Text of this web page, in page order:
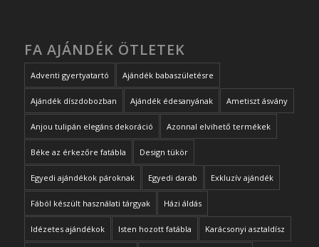
FA AJÁNDÉK ÖTLETEK
Adventi gyertyatartó Ajándék babaszületésre
Ajándék díszdobozban Ajándék édesanyának Ametiszt ásvány
Anjou tulipán elegáns dekoráció Azonnal elvihető termékek
Béke az érkezőre fatábla Design tükör
Egyedi ajándékok pároknak Egyedi darab Exkluzív ajándék
Fából készült használati tárgyak Házi áldás
Idézetes ajándékok Isten hozott fatábla Karácsonyi asztaldísz